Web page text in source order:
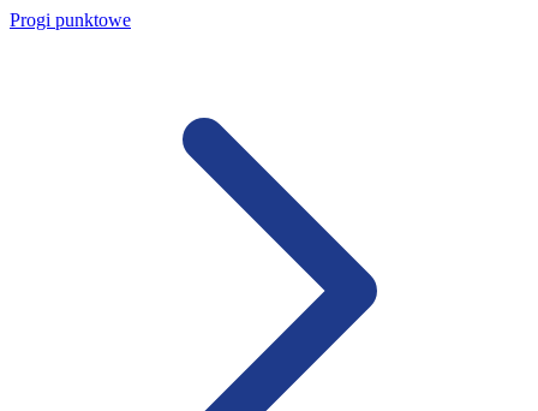
Progi punktowe